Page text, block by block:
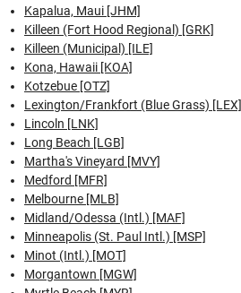
Kapalua, Maui [JHM]
Killeen (Fort Hood Regional) [GRK]
Killeen (Municipal) [ILE]
Kona, Hawaii [KOA]
Kotzebue [OTZ]
Lexington/Frankfort (Blue Grass) [LEX]
Lincoln [LNK]
Long Beach [LGB]
Martha's Vineyard [MVY]
Medford [MFR]
Melbourne [MLB]
Midland/Odessa (Intl.) [MAF]
Minneapolis (St. Paul Intl.) [MSP]
Minot (Intl.) [MOT]
Morgantown [MGW]